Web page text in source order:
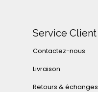
Service Client
Contactez-nous
Livraison
Retours & échanges